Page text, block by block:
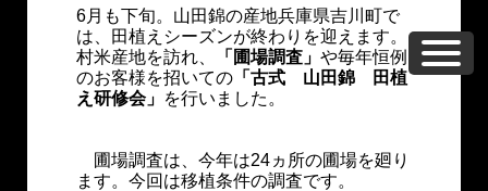
6月も下旬。山田錦の産地兵庫県吉川町で
は、田植えシーズンが終わりを迎えます。
村米産地を訪れ、
「圃場調査」 や毎年恒例
のお客様を招いての 「古式 山田錦 田植
え研修会」 を行いました。
圃場調査は、今年は24ヵ所の圃場を廻り
ます。今回は移植条件の調査です。